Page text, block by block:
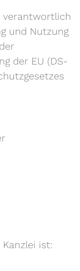
verantwortlich
und Nutzung
der EU (DS-
ist: